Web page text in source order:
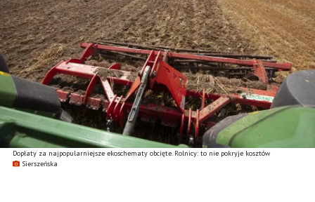
Dopłaty za najpopularniejsze ekoschematy obcięte. Rolnicy: to nie pokryje kosztów
Sierszeńska